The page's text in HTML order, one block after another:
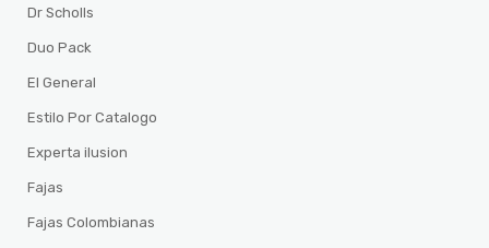
Dr Scholls
Duo Pack
El General
Estilo Por Catalogo
Experta ilusion
Fajas
Fajas Colombianas